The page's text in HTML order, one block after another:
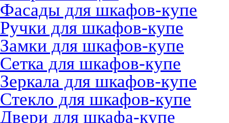
Фасады для шкафов-купе
Ручки для шкафов-купе
Замки для шкафов-купе
Сетка для шкафов-купе
Зеркала для шкафов-купе
Стекло для шкафов-купе
Двери для шкафа-купе